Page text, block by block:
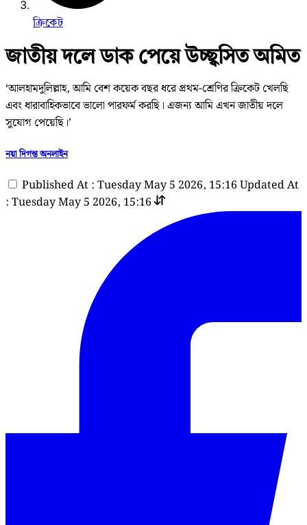
ক্রিকেট
জাতীয় দলে ডাক পেয়ে উচ্ছ্বসিত অমিত
‘আলহামদুলিল্লাহ, আমি বেশ কয়েক বছর ধরে প্রথম-শ্রেণির ক্রিকেট খেলছি
এবং ধারাবাহিকভাবে ভালো পারফর্ম করছি। এজন্য আমি এখন জাতীয় দলে
সুযোগ পেয়েছি।’
নয়া দিগন্ত অনলাইন
Published At : Tuesday May 5 2026, 15:16 Updated At
: Tuesday May 5 2026, 15:16